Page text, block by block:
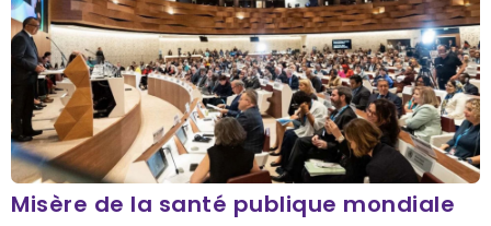
Misère de la santé publique mondiale